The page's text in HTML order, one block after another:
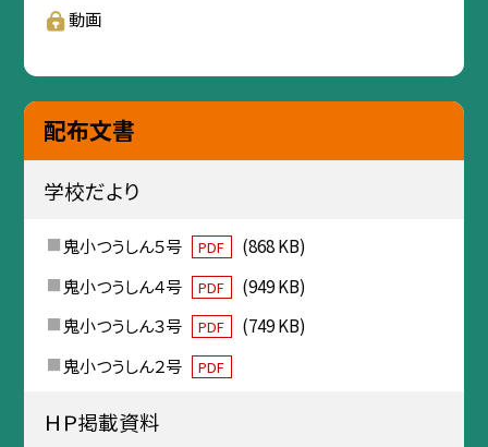
動画
配布文書
学校だより
鬼小つうしん５号 PDF
(868 KB)
鬼小つうしん４号
PDF
(949 KB)
鬼小つうしん３号
PDF
(749 KB)
鬼小つうしん２号
PDF
ＨＰ掲載資料